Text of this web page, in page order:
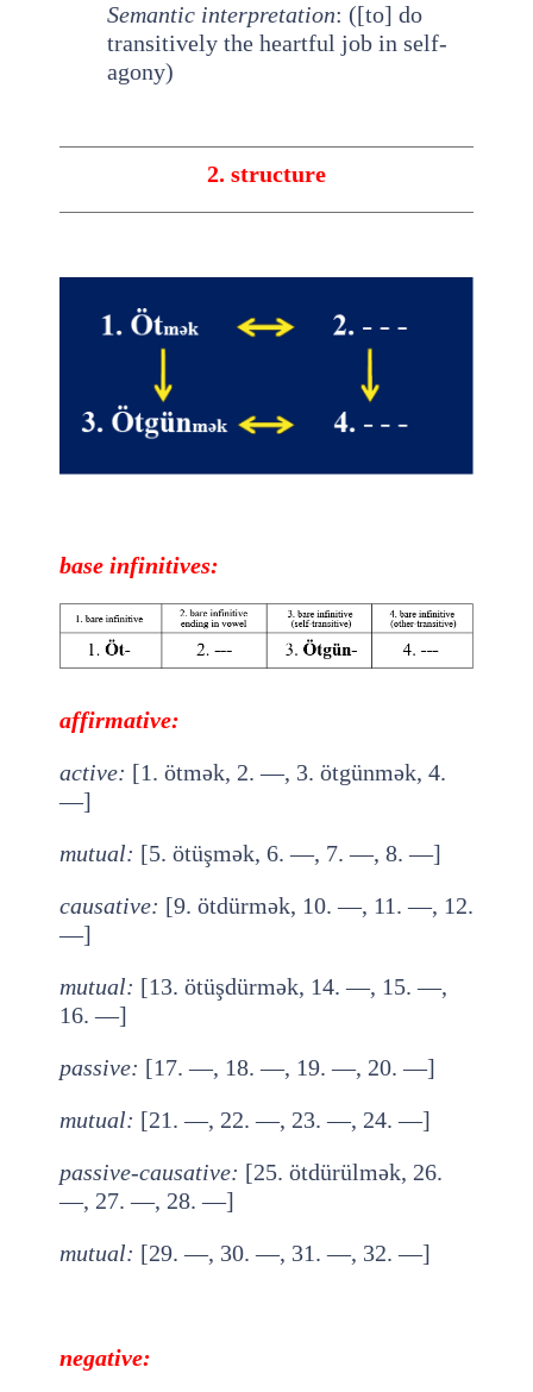
Semantic interpretation: ([to] do
transitively the heartful job in self-
agony)
2. structure
base infinitives:
affirmative:
active: [1. ötmək, 2. —, 3. ötgünmək, 4.
—]
mutual: [5. ötüşmək, 6. —, 7. —, 8. —]
causative: [9. ötdürmək, 10. —, 11. —, 12.
—]
mutual: [13. ötüşdürmək, 14. —, 15. —,
16. —]
passive: [17. —, 18. —, 19. —, 20. —]
mutual: [21. —, 22. —, 23. —, 24. —]
passive-causative: [25. ötdürülmək, 26.
—, 27. —, 28. —]
mutual: [29. —, 30. —, 31. —, 32. —]
negative: